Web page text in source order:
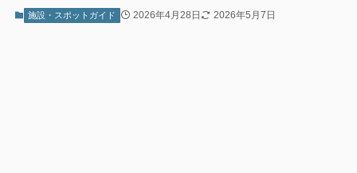
施設・スポットガイド 2026年4月28日 2026年5月7日